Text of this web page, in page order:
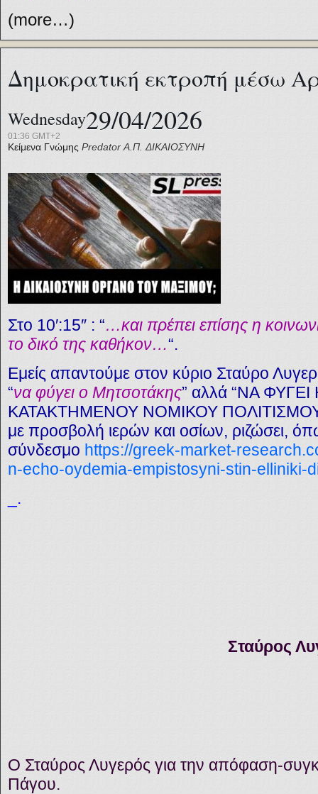
(more…)
Δημοκρατική εκτροπή μέσω
Wednesday29/04/2026
01:36 GMT+2
Κείμενα Γνώμης Predator Α.Π. ΔΙΚΑΙΟΣΥΝΗ
Στο 10′:15″ : “…και πρέπει επίσης η
το δικό της καθήκον…“.
Εμείς απαντούμε στον κύριο Σταύρο
“να φύγει ο Μητσοτάκης” αλλά “ΝΑ
ΚΑΤΑΚΤΗΜΕΝΟΥ ΝΟΜΙΚΟΥ ΠΟΛΙΤΙΣΜΟΥ”
με προσβολή ιερών και οσίων, ριζώσει,
σύνδεσμο https://greek-market-
n-echo-oydemia-empistosyni-stin-elliniki-
_.
Σταύρος
Ο Σταύρος Λυγερός για την απόφαση-
Πάγου.